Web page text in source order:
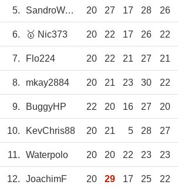
5. SandroWagner 20 27 17 28 26
6. 🥇 Nic373 20 22 17 26 22
7. Flo224 20 22 21 27 21
8. mkay2884 20 21 23 30 22
9. BuggyHP 22 20 16 27 20
10. KevChris88 20 21 5 28 27
11. Waterpolo 20 20 22 23 23
12. JoachimF 20 29 17 25 22